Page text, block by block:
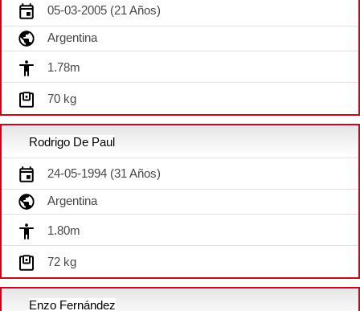
05-03-2005 (21 Años)
Argentina
1.78m
70 kg
Rodrigo De Paul
24-05-1994 (31 Años)
Argentina
1.80m
72 kg
Enzo Fernández